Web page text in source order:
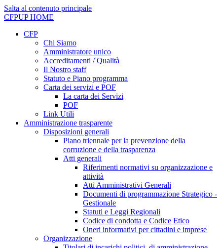
Salta al contenuto principale
CFPUPHOME
CFP
Chi Siamo
Amministratore unico
Accreditamenti / Qualità
Il Nostro staff
Statuto e Piano programma
Carta dei servizi e POF
La carta dei Servizi
POF
Link Utili
Amministrazione trasparente
Disposizioni generali
Piano triennale per la prevenzione della
corruzione e della trasparenza
Atti generali
Riferimenti normativi su organizzazione e
attività
Atti Amministrativi Generali
Documenti di programmazione Strategico -
Gestionale
Statuti e Leggi Regionali
Codice di condotta e Codice Etico
Oneri informativi per cittadini e imprese
Organizzazione